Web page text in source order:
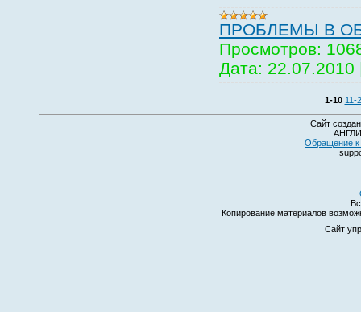
ПРОБЛЕМЫ В
Просмотров:
Дата: 22.07.2010
1-10 11-
Сайт
Обращение к
Копирование материалов
Сайт